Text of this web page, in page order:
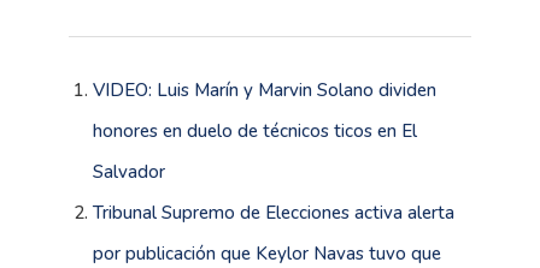
VIDEO: Luis Marín y Marvin Solano dividen
honores en duelo de técnicos ticos en El
Salvador
Tribunal Supremo de Elecciones activa alerta
por publicación que Keylor Navas tuvo que